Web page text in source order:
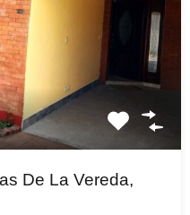
De La Vereda,